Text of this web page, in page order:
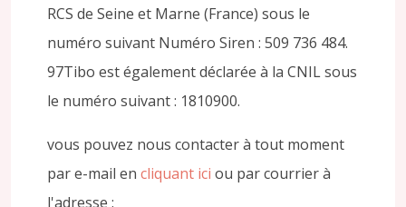
RCS de Seine et Marne (France) sous le
numéro suivant Numéro Siren : 509 736 484.
97Tibo est également déclarée à la CNIL sous
le numéro suivant : 1810900.
vous pouvez nous contacter à tout moment
par e-mail en cliquant ici ou par courrier à
l'adresse :